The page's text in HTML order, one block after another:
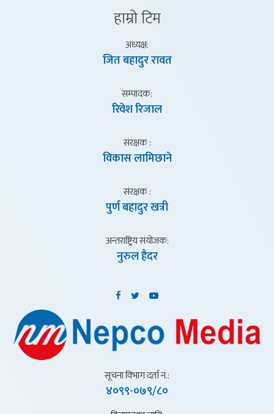
हाम्राे टिम
अध्यक्ष:
जित बहादुर रावत
सम्पादक:
रिवेश रिजाल
संरक्षक :
विकास लामिछाने
संरक्षक :
पुर्ण बहादुर खत्री
अन्तराष्ट्रिय संयाेजक:
नुरुल हैदर
सूचना विभाग दर्ता नं.:
४०९९-०७९/८०